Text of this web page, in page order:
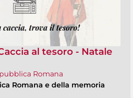
al tesoro - Natale
Romana
Romana e della memoria